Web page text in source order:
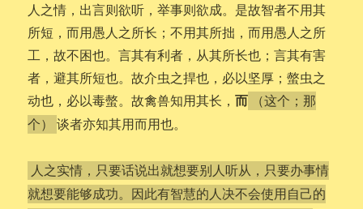
人之情，出言则欲听，举事则欲成。是故智者不用其
所短，而用愚人之所长；不用其所拙，而用愚人之所
工，故不困也。言其有利者，从其所长也；言其有害
者，避其所短也。故介虫之捍也，必以坚厚；螫虫之
动也，必以毒螫。故禽兽知用其长，而
（这个；那
个）
谈者亦知其用而用也。
人之实情，只要话说出就想要别人听从，只要办事情
就想要能够成功。因此有智慧的人决不会使用自己的